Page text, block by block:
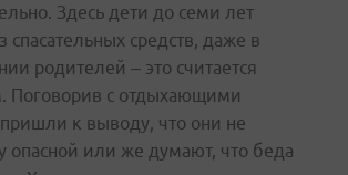
Здесь дети до семи лет
спасательных средств, даже в
родителей – это считается
Поговорив с отдыхающими
к выводу, что они не
опасной или же думают, что беда